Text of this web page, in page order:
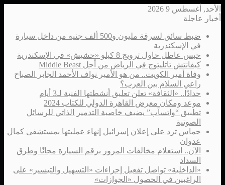
الأحد, أغسطس 9 2026
أخبار عاجلة
ضبط سائق لسرقة مليون و500 ألف جنيه من داخل سيارة
في الإسكندرية
حبس عاطل حاول ترويج 8 كيلو «حشيش» في الإسكندرية
كيفانتش تاتليتوج في الرياض من أجل Middle Beast
وفاة أمير الكويت.. من هو الأمير نواف الأحمد الجابر الصباح
راعي السلام بين العرب؟
حدادًا.. «الثقافة» تعلن تعليق أنشطتها الفنية لـ3 أيام
موعد ومكان معرض القاهرة الدولي للكتاب 2024
تطبيق “واتسآب” يضيف خاصية التدمير الذاتي للرسائل
الصوتية
حماس ترد على إعلان إسرائيل إنهاء عمليتها بمستشفى كمال
عدوان
الآن.. استعلام مخالفات المرور برقم السيارة مجانًا وطرق
السداد
«الداخلية» تواصل تفعيل إجراءات «التسهيل والتيسير» على
الراغبين في الحصول «الجوازات»